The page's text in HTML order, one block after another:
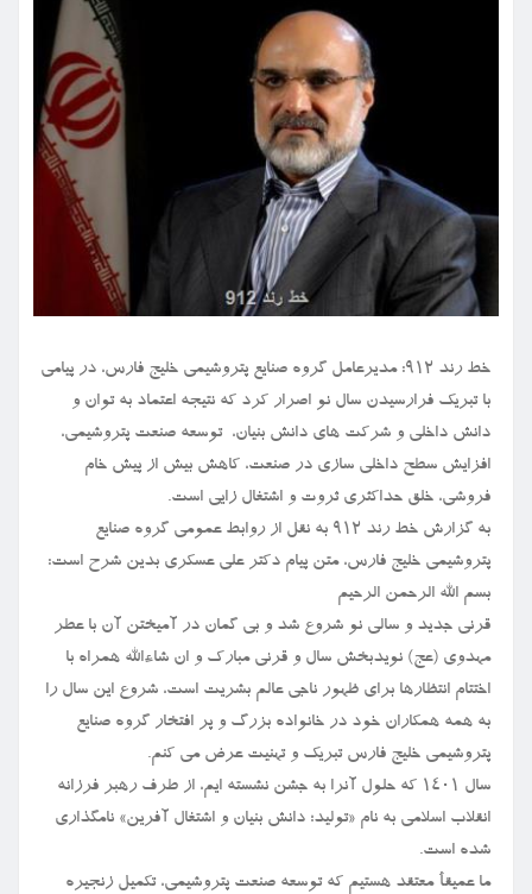
خط رند ۹۱۲: مدیرعامل گروه صنایع پتروشیمی خلیج فارس، در پیامی
با تبریک فرارسیدن سال نو اصرار کرد که نتیجه اعتماد به توان و
دانش داخلی و شرکت های دانش بنیان، توسعه صنعت پتروشیمی،
افزایش سطح داخلی سازی در صنعت، کاهش بیش از پیش خام
فروشی، خلق حداکثری ثروت و اشتغال زایی است.
به گزارش خط رند ۹۱۲ به نقل از روابط عمومی گروه صنایع
پتروشیمی خلیج فارس، متن پیام دکتر علی عسکری بدین شرح است:
بسم الله الرحمن الرحیم
قرنی جدید و سالی نو شروع شد و بی گمان در آمیختن آن با عطر
مهدوی (عج) نویدبخش سال و قرنی مبارک و ان شاءالله همراه با
اختتام انتظارها برای ظهور ناجی عالم بشریت است، شروع این سال را
به همه همکاران خود در خانواده بزرگ و پر افتخار گروه صنایع
پتروشیمی خلیج فارس تبریک و تهنیت عرض می کنم.
سال ۱۴۰۱ که حلول آنرا به جشن نشسته ایم، از طرف رهبر فرزانه
انقلاب اسلامی به نام «تولید؛ دانش بنیان و اشتغال آفرین» نامگذاری
شده است.
ما عمیقأ معتقد هستیم که توسعه صنعت پتروشیمی، تکمیل زنجیره